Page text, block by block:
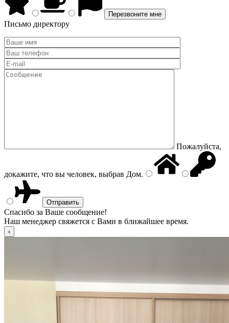
Письмо директору
Пожалуйста,
докажите, что вы человек, выбрав Дом.
Спасибо за Ваше сообщение!
Наш менеджер свяжется с Вами в ближайшее время.